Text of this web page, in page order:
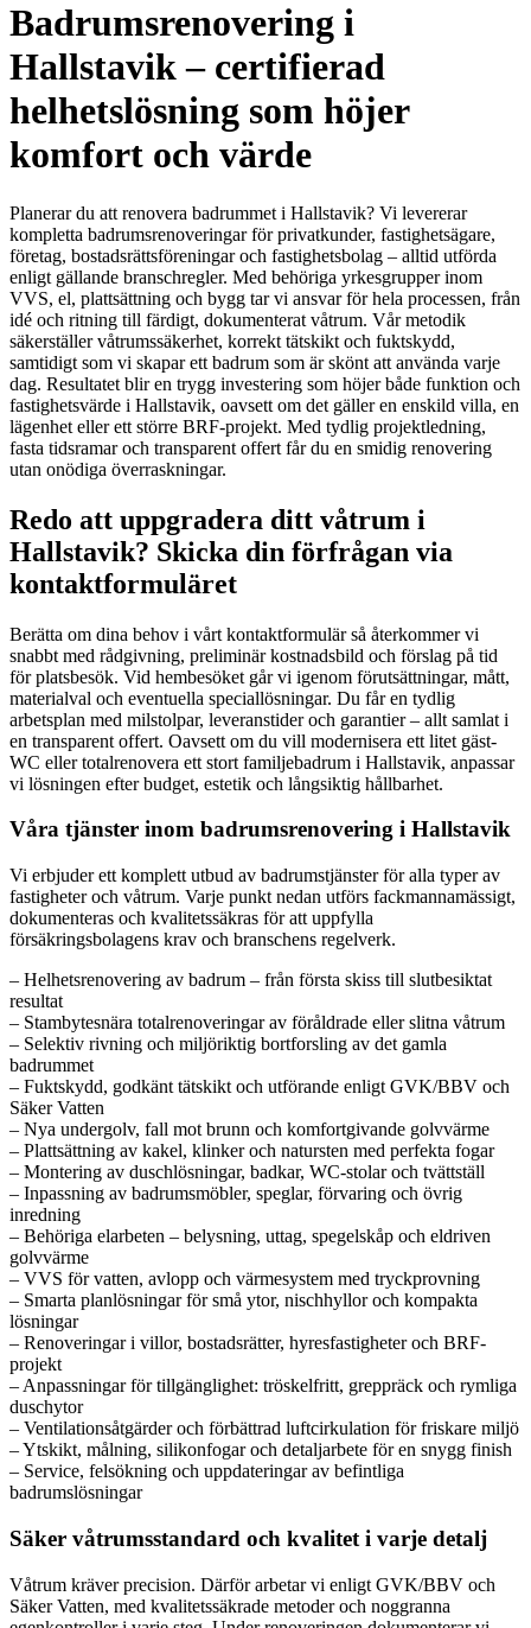
Badrumsrenovering i
Hallstavik – certifierad
helhetslösning som höjer
komfort och värde
Planerar du att renovera badrummet i Hallstavik? Vi levererar
kompletta badrumsrenoveringar för privatkunder, fastighetsägare,
företag, bostadsrättsföreningar och fastighetsbolag – alltid utförda
enligt gällande branschregler. Med behöriga yrkesgrupper inom
VVS, el, plattsättning och bygg tar vi ansvar för hela processen, från
idé och ritning till färdigt, dokumenterat våtrum. Vår metodik
säkerställer våtrumssäkerhet, korrekt tätskikt och fuktskydd,
samtidigt som vi skapar ett badrum som är skönt att använda varje
dag. Resultatet blir en trygg investering som höjer både funktion och
fastighetsvärde i Hallstavik, oavsett om det gäller en enskild villa, en
lägenhet eller ett större BRF-projekt. Med tydlig projektledning,
fasta tidsramar och transparent offert får du en smidig renovering
utan onödiga överraskningar.
Redo att uppgradera ditt våtrum i
Hallstavik? Skicka din förfrågan via
kontaktformuläret
Berätta om dina behov i vårt kontaktformulär så återkommer vi
snabbt med rådgivning, preliminär kostnadsbild och förslag på tid
för platsbesök. Vid hembesöket går vi igenom förutsättningar, mått,
materialval och eventuella speciallösningar. Du får en tydlig
arbetsplan med milstolpar, leveranstider och garantier – allt samlat i
en transparent offert. Oavsett om du vill modernisera ett litet gäst-
WC eller totalrenovera ett stort familjebadrum i Hallstavik, anpassar
vi lösningen efter budget, estetik och långsiktig hållbarhet.
Våra tjänster inom badrumsrenovering i Hallstavik
Vi erbjuder ett komplett utbud av badrumstjänster för alla typer av
fastigheter och våtrum. Varje punkt nedan utförs fackmannamässigt,
dokumenteras och kvalitetssäkras för att uppfylla
försäkringsbolagens krav och branschens regelverk.
– Helhetsrenovering av badrum – från första skiss till slutbesiktat
resultat
– Stambytesnära totalrenoveringar av föråldrade eller slitna våtrum
– Selektiv rivning och miljöriktig bortforsling av det gamla
badrummet
– Fuktskydd, godkänt tätskikt och utförande enligt GVK/BBV och
Säker Vatten
– Nya undergolv, fall mot brunn och komfortgivande golvvärme
– Plattsättning av kakel, klinker och natursten med perfekta fogar
– Montering av duschlösningar, badkar, WC-stolar och tvättställ
– Inpassning av badrumsmöbler, speglar, förvaring och övrig
inredning
– Behöriga elarbeten – belysning, uttag, spegelskåp och eldriven
golvvärme
– VVS för vatten, avlopp och värmesystem med tryckprovning
– Smarta planlösningar för små ytor, nischhyllor och kompakta
lösningar
– Renoveringar i villor, bostadsrätter, hyresfastigheter och BRF-
projekt
– Anpassningar för tillgänglighet: tröskelfritt, greppräck och rymliga
duschytor
– Ventilationsåtgärder och förbättrad luftcirkulation för friskare miljö
– Ytskikt, målning, silikonfogar och detaljarbete för en snygg finish
– Service, felsökning och uppdateringar av befintliga
badrumslösningar
Säker våtrumsstandard och kvalitet i varje detalj
Våtrum kräver precision. Därför arbetar vi enligt GVK/BBV och
Säker Vatten, med kvalitetssäkrade metoder och noggranna